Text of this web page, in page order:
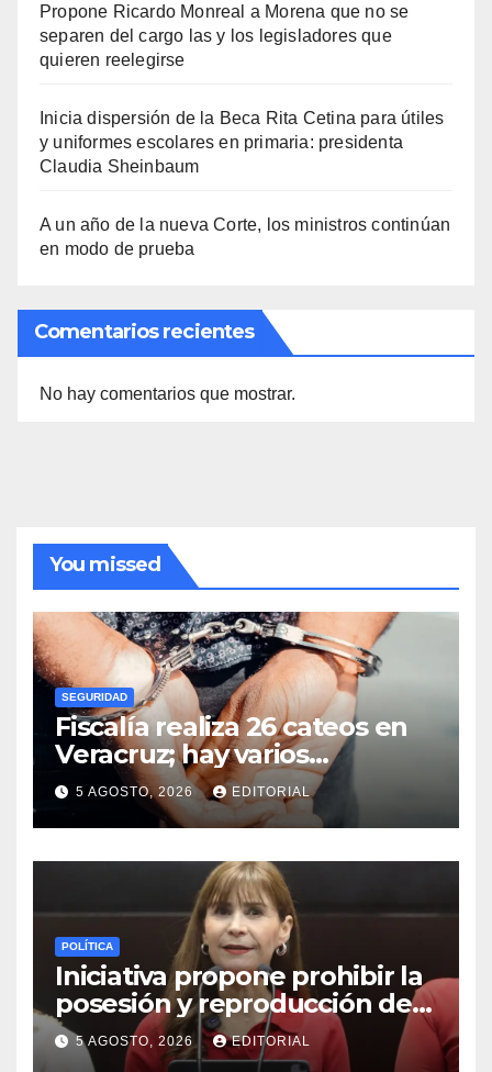
Propone Ricardo Monreal a Morena que no se
separen del cargo las y los legisladores que
quieren reelegirse
Inicia dispersión de la Beca Rita Cetina para útiles
y uniformes escolares en primaria: presidenta
Claudia Sheinbaum
A un año de la nueva Corte, los ministros continúan
en modo de prueba
Comentarios recientes
No hay comentarios que mostrar.
You missed
SEGURIDAD
Fiscalía realiza 26 cateos en
Veracruz; hay varios
detenidos
5 AGOSTO, 2026 EDITORIAL
POLÍTICA
Iniciativa propone prohibir la
posesión y reproducción de
fauna silvestre como
mascotas para su
5 AGOSTO, 2026 EDITORIAL